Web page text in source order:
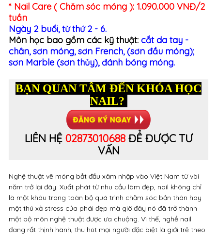
* Nail Care ( Chăm sóc móng ): 1.090.000 VNĐ/2
tuần
Ngày 2 buổi, từ thứ 2 - 6.
Môn học bao gồm các kỹ thuật: cắt da tay -
chân, sơn móng, sơn French, (sơn đầu móng);
sơn Marble (sơn thủy), đánh bóng móng.
BẠN QUAN TÂM ĐẾN KHÓA HỌC
NAIL?
LIÊN HỆ 02873010688ĐỂ ĐƯỢC TƯ
VẤN
Nghệ thuật vẽ móng bắt đầu xâm nhập vào Việt Nam từ vài
năm trở lại đây. Xuất phát từ nhu cầu làm đẹp, nail không chỉ
là một khâu trong toàn bộ quá trình chăm sóc bản thân hay
một thú xả stress của phái đẹp mà giờ đây nó đã trở thành
một bộ môn nghệ thuật được ưa chuộng. Vì thế, nghề nail
đang rất thịnh hành, thu hút mọi người đặc biệt là giới trẻ theo